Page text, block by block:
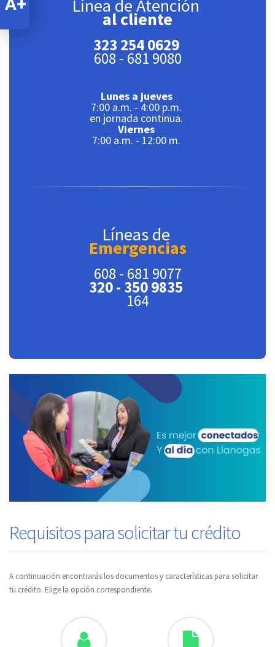
Línea de Atención
al cliente
323 254 0629
608 - 681 9080
Lunes a jueves
7:00 a.m. - 4:00 p.m.
en jornada continua.
Viernes
7:00 a.m. - 12:00 m.
Líneas de
Emergencias
608 - 681 9077
320 - 350 9835
164
Requisitos para solicitar tu crédito
A continuación encontrarás los documentos y características para solicitar
tu crédito. Elige la opción correspondiente.